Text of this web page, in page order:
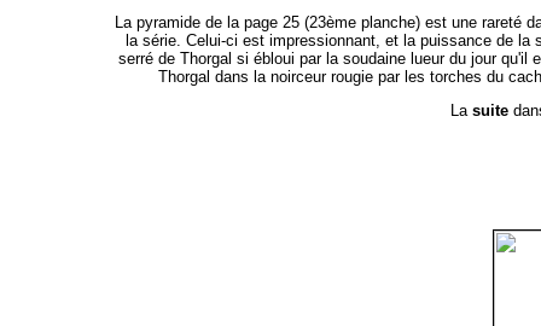
La pyramide de la page 25 (23ème planche) est une rareté
la série. Celui-ci est impressionnant, et la puissance de
serré de Thorgal si ébloui par la soudaine lueur du jour
Thorgal dans la noirceur rougie par les torches du
La suite